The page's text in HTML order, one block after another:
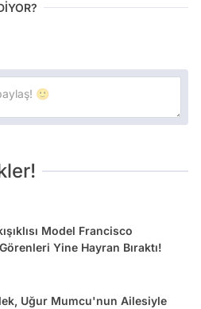
Model Francisco
Yine Hayran Bıraktı!
Uğur Mumcu'nun Ailesiyle